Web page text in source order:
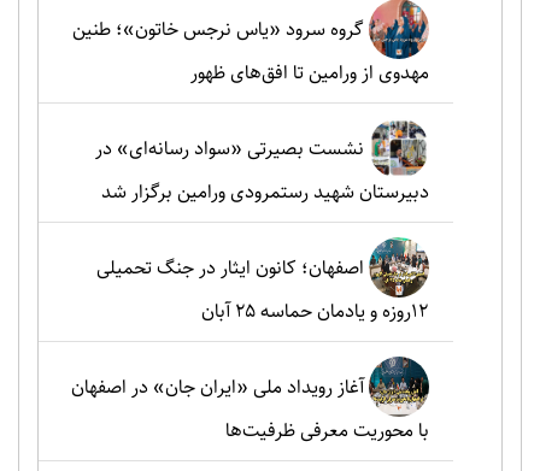
گروه سرود «یاس نرجس خاتون»؛ طنین
مهدوی از ورامین تا افق‌های ظهور
نشست بصیرتی «سواد رسانه‌ای» در
دبیرستان شهید رستمرودی ورامین برگزار شد
اصفهان؛ کانون ایثار در جنگ تحمیلی
۱۲روزه و یادمان حماسه ۲۵ آبان
آغاز رویداد ملی «ایران جان» در اصفهان
با محوریت معرفی ظرفیت‌ها